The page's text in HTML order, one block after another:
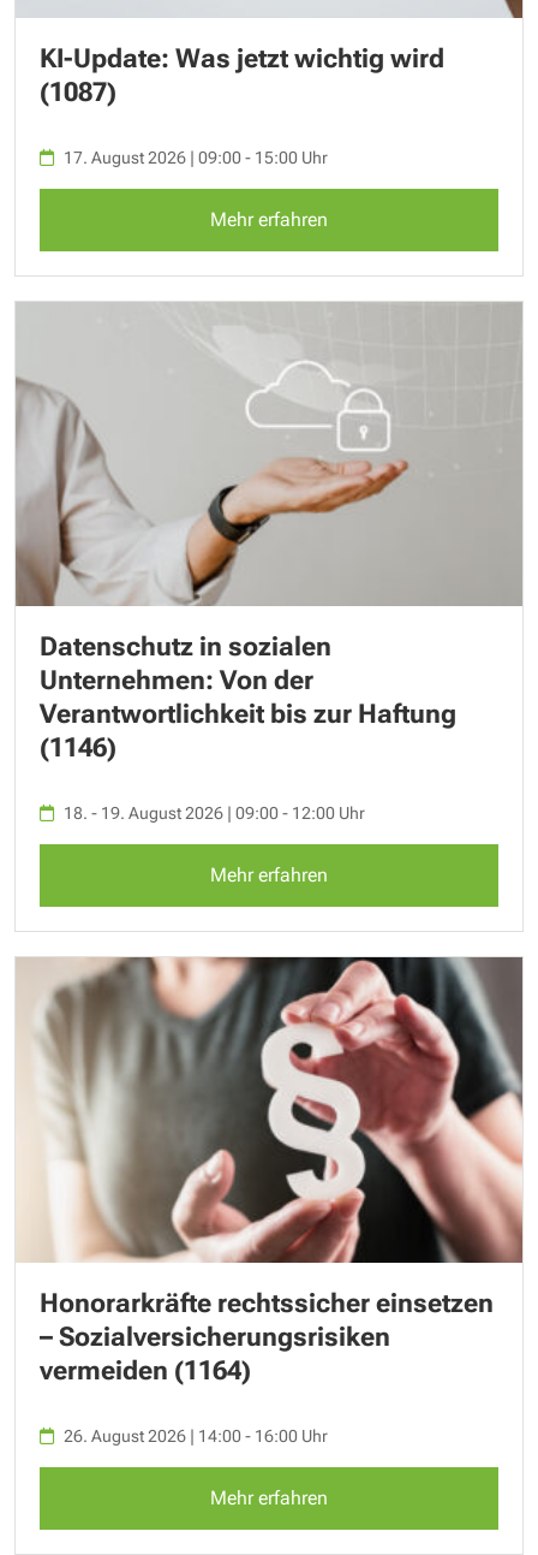
KI-Update: Was jetzt wichtig wird
(1087)
17. August 2026 | 09:00 - 15:00 Uhr
Mehr erfahren
Datenschutz in sozialen
Unternehmen: Von der
Verantwortlichkeit bis zur Haftung
(1146)
18. - 19. August 2026 | 09:00 - 12:00 Uhr
Mehr erfahren
Honorarkräfte rechtssicher einsetzen
– Sozialversicherungsrisiken
vermeiden (1164)
26. August 2026 | 14:00 - 16:00 Uhr
Mehr erfahren